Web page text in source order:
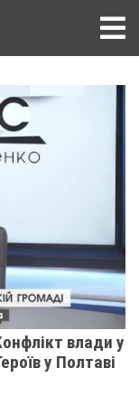
влади у
у Полтаві